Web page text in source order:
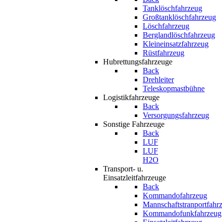
Tanklöschfahrzeug
Großtanklöschfahrzeug
Löschfahrzeug
Berglandlöschfahrzeug
Kleineinsatzfahrzeug
Rüstfahrzeug
Hubrettungsfahrzeuge
Back
Drehleiter
Teleskopmastbühne
Logistikfahrzeuge
Back
Versorgungsfahrzeug
Sonstige Fahrzeuge
Back
LUF
LUF
H2O
Transport- u.
Einsatzleitfahrzeuge
Back
Kommandofahrzeug
Kommandofunkfahrzeug